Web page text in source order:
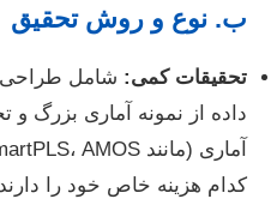
ب. نوع و روش تحقیق
تحقیقات کمی: شامل طراحی
داده از نمونه آماری بزرگ و
کدام هزینه خاص خود را